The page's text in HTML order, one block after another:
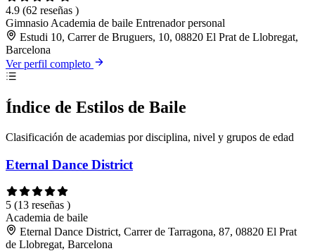
4.9 (62 reseñas )
Gimnasio Academia de baile Entrenador personal
Estudi 10, Carrer de Bruguers, 10, 08820 El Prat de Llobregat,
Barcelona
Ver perfil completo
Índice de Estilos de Baile
Clasificación de academias por disciplina, nivel y grupos de edad
Eternal Dance District
5 (13 reseñas )
Academia de baile
Eternal Dance District, Carrer de Tarragona, 87, 08820 El Prat
de Llobregat, Barcelona